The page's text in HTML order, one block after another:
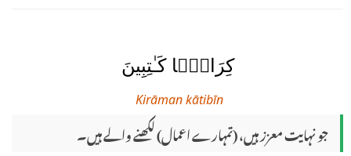
كِرَامًۭا كَـٰتِبِينَ
Kirāman kātibīn
جو نہایت معزز ہیں، (تمہارے اعمال) لکھنے والے ہیں۔